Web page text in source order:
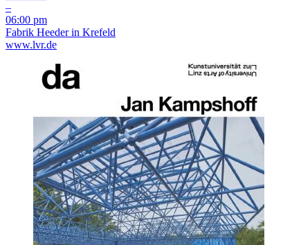
–
06:00 pm
Fabrik Heeder in Krefeld
www.lvr.de